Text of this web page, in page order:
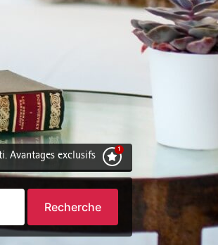
Avantages exclusifs
Recherche